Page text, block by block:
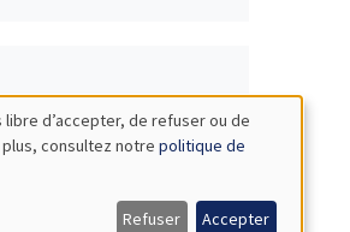
& CRED, Université
d’accepter, de refuser ou de
consultez notre politique de
Refuser Accepter